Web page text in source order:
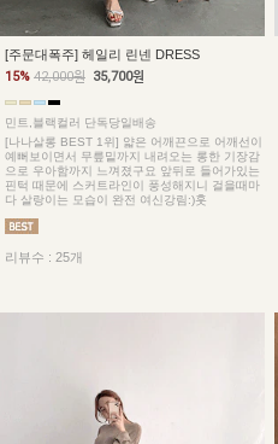
[주문대폭주] 헤일리 린넨 DRESS
15% 42,000원 35,700원
민트,블랙컬러 단독당일배송
[나나살롱 BEST 1위] 얇은 어깨끈으로 어깨선이
예뻐보이면서 무릎밑까지 내려오는 롱한 기장감
으로 우아함까지 느껴졌구요 앞뒤로 들어가있는
핀턱 때문에 스커트라인이 풍성해지니 걸을때마
다 살랑이는 모습이 완전 여신강림:)훗
리뷰수 : 25개